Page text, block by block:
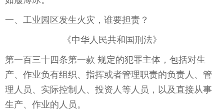
一、工业园区发生火灾，谁要担责？
《中华人民共和国刑法》
第一百三十四条第一款 规定的犯罪主体，包括对生
产、作业负有组织、指挥或者管理职责的负责人、管
理人员、实际控制人、投资人等人员，以及直接从事
生产、作业的人员。